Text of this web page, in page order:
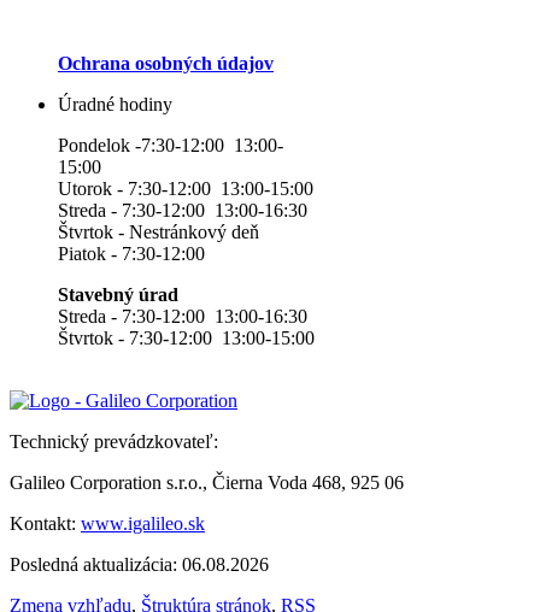
Ochrana osobných údajov
Úradné hodiny
Pondelok -7:30-12:00 13:00-
15:00
Utorok - 7:30-12:00 13:00-15:00
Streda - 7:30-12:00 13:00-16:30
Štvrtok - Nestránkový deň
Piatok - 7:30-12:00
Stavebný úrad
Streda - 7:30-12:00 13:00-16:30
Štvrtok - 7:30-12:00 13:00-15:00
Technický prevádzkovateľ:
Galileo Corporation s.r.o., Čierna Voda 468, 925 06
Kontakt: www.igalileo.sk
Posledná aktualizácia: 06.08.2026
Zmena vzhľadu, Štruktúra stránok, RSS